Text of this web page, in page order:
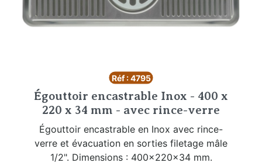
Réf : 4795
Égouttoir encastrable Inox - 400 x
220 x 34 mm - avec rince-verre
Égouttoir encastrable en Inox avec rince-
verre et évacuation en sorties filetage mâle
1/2". Dimensions : 400x220x34 mm.